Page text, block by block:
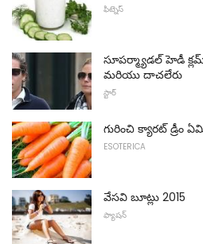
ఫిట్నెస్
సూపర్మ్యాడల్ హెడీ
మరియు దాచలేరు
స్టార్
గురించి క్యారట్ డ్రీం
ESOTERICA
వేసవి బూట్లు 2015
ఫ్యాషన్